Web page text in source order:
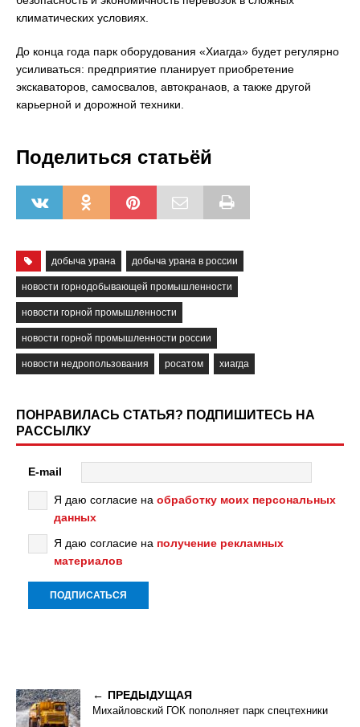
климатических условиях.
До конца года парк оборудования «Хиагда» будет регулярно
усиливаться: предприятие планирует приобретение
экскаваторов, самосвалов, автокранаов, а также другой
карьерной и дорожной техники.
Поделиться статьёй
добыча урана добыча урана в россии
новости горнодобывающей промышленности
новости горной промышленности
новости горной промышленности россии
новости недропользования росатом хиагда
ПОНРАВИЛАСЬ СТАТЬЯ? ПОДПИШИТЕСЬ НА
РАССЫЛКУ
E-mail
Я даю согласие на обработку моих персональных
данных
Я даю согласие на получение рекламных
материалов
ПРЕДЫДУЩАЯ
Михайловский ГОК пополняет парк спецтехники